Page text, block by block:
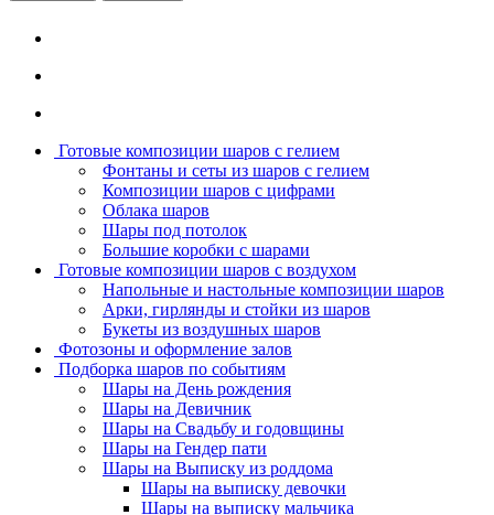
Готовые композиции шаров с гелием
Фонтаны и сеты из шаров с гелием
Композиции шаров с цифрами
Облака шаров
Шары под потолок
Большие коробки с шарами
Готовые композиции шаров с воздухом
Напольные и настольные композиции шаров
Арки, гирлянды и стойки из шаров
Букеты из воздушных шаров
Фотозоны и оформление залов
Подборка шаров по событиям
Шары на День рождения
Шары на Девичник
Шары на Свадьбу и годовщины
Шары на Гендер пати
Шары на Выписку из роддома
Шары на выписку девочки
Шары на выписку мальчика